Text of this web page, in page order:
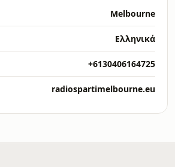
Melbourne
Ελληνικά
+6130406164725
radiospartimelbourne.eu